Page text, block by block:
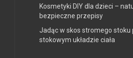
Kosmetyki DIY dla dzieci –
bezpieczne przepisy
Jadąc w skos stromego stoku
stokowym układzie ciała